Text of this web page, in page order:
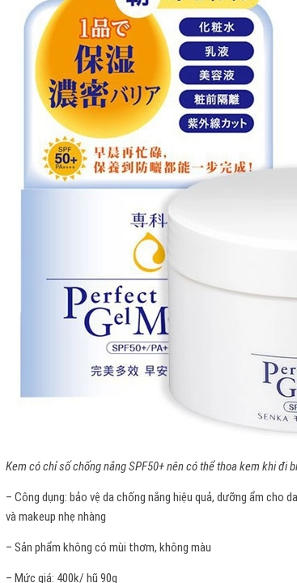
Kem có chỉ số chống nắng SPF50+ nên có thể thoa kem khi đi
– Công dụng: bảo vệ da chống nắng hiệu quả, dưỡng ẩm
và makeup nhẹ nhàng
– Sản phẩm không có mùi thơm, không màu
– Mức giá: 400k/ hũ 90g